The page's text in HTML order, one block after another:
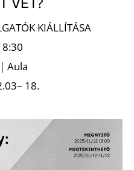
KIÁLLÍTÁSA
Aula
18.